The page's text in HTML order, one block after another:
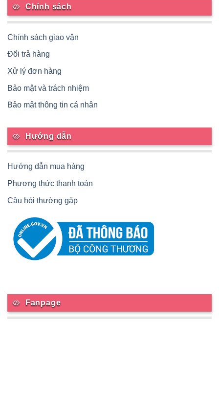
Chính sách
Chính sách giao vận
Đổi trả hàng
Xử lý đơn hàng
Bảo mật và trách nhiệm
Bảo mật thông tin cá nhân
Hướng dẫn
Hướng dẫn mua hàng
Phương thức thanh toán
Câu hỏi thường gặp
Fanpage